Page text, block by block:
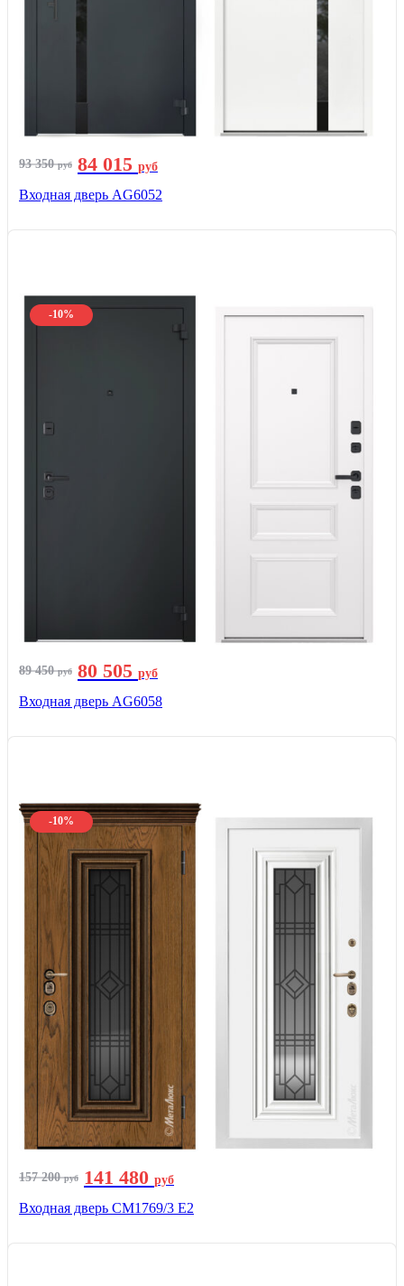
93 350руб 84 015 руб
Входная дверь AG6052
-10%
89 450руб 80 505 руб
Входная дверь AG6058
-10%
157 200руб 141 480 руб
Входная дверь СМ1769/3 Е2